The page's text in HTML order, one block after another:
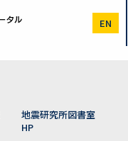
EN
地震研究所図書室
HP